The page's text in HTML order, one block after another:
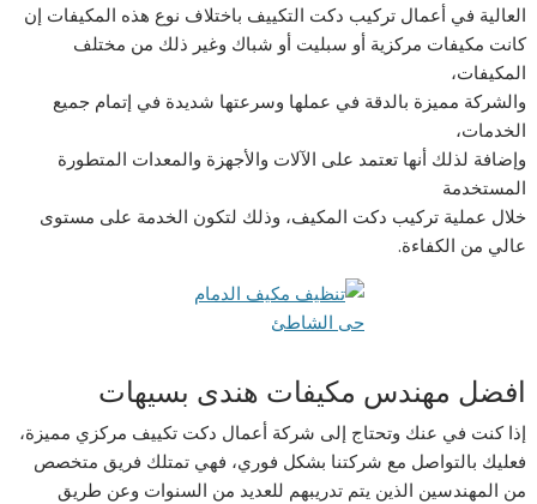
العالية في أعمال تركيب دكت التكييف باختلاف نوع هذه المكيفات إن
كانت مكيفات مركزية أو سبليت أو شباك وغير ذلك من مختلف
المكيفات،
والشركة مميزة بالدقة في عملها وسرعتها شديدة في إتمام جميع
الخدمات،
وإضافة لذلك أنها تعتمد على الآلات والأجهزة والمعدات المتطورة
المستخدمة
خلال عملية تركيب دكت المكيف، وذلك لتكون الخدمة على مستوى
عالي من الكفاءة.
افضل مهندس مكيفات هندى بسيهات
إذا كنت في عنك وتحتاج إلى شركة أعمال دكت تكييف مركزي مميزة،
فعليك بالتواصل مع شركتنا بشكل فوري، فهي تمتلك فريق متخصص
من المهندسين الذين يتم تدريبهم للعديد من السنوات وعن طريق